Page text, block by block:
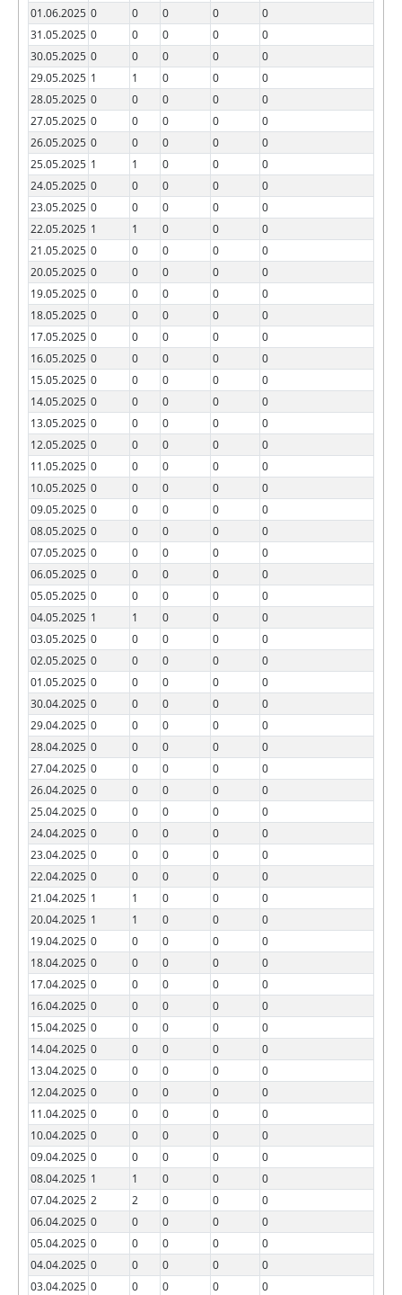
01.06.2025 0 0 0 0
0
31.05.2025 0 0 0 0
0
30.05.2025 0 0 0 0
0
29.05.2025 1 1 0 0
0
28.05.2025 0 0 0 0
0
27.05.2025 0 0 0 0
0
26.05.2025 0 0 0 0
0
25.05.2025 1 1 0 0
0
24.05.2025 0 0 0 0
0
23.05.2025 0 0 0 0
0
22.05.2025 1 1 0 0
0
21.05.2025 0 0 0 0
0
20.05.2025 0 0 0 0
0
19.05.2025 0 0 0 0
0
18.05.2025 0 0 0 0
0
17.05.2025 0 0 0 0
0
16.05.2025 0 0 0 0
0
15.05.2025 0 0 0 0
0
14.05.2025 0 0 0 0
0
13.05.2025 0 0 0 0
0
12.05.2025 0 0 0 0
0
11.05.2025 0 0 0 0
0
10.05.2025 0 0 0 0
0
09.05.2025 0 0 0 0
0
08.05.2025 0 0 0 0
0
07.05.2025 0 0 0 0
0
06.05.2025 0 0 0 0
0
05.05.2025 0 0 0 0
0
04.05.2025 1 1 0 0
0
03.05.2025 0 0 0 0
0
02.05.2025 0 0 0 0
0
01.05.2025 0 0 0 0
0
30.04.2025 0 0 0 0
0
29.04.2025 0 0 0 0
0
28.04.2025 0 0 0 0
0
27.04.2025 0 0 0 0
0
26.04.2025 0 0 0 0
0
25.04.2025 0 0 0 0
0
24.04.2025 0 0 0 0
0
23.04.2025 0 0 0 0
0
22.04.2025 0 0 0 0
0
21.04.2025 1 1 0 0
0
20.04.2025 1 1 0 0
0
19.04.2025 0 0 0 0
0
18.04.2025 0 0 0 0
0
17.04.2025 0 0 0 0
0
16.04.2025 0 0 0 0
0
15.04.2025 0 0 0 0
0
14.04.2025 0 0 0 0
0
13.04.2025 0 0 0 0
0
12.04.2025 0 0 0 0
0
11.04.2025 0 0 0 0
0
10.04.2025 0 0 0 0
0
09.04.2025 0 0 0 0
0
08.04.2025 1 1 0 0
0
07.04.2025 2 2 0 0
0
06.04.2025 0 0 0 0
0
05.04.2025 0 0 0 0
0
04.04.2025 0 0 0 0
0
03.04.2025 0 0 0 0
0